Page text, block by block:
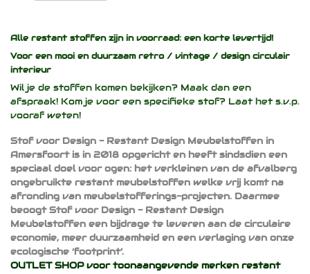
Alle restant stoffen zijn in voorraad: een korte levertijd!
Voor een mooi en duurzaam retro / vintage / design circulair
interieur
Wil je de stoffen komen bekijken? Maak dan een
afspraak! Kom je voor een specifieke stof? Laat het s.v.p.
vooraf weten!
Stof voor Design - Restant Design Meubelstoffen in
Amersfoort is in 2018 opgericht en heeft sindsdien een
speciaal doel voor ogen: het verkleinen van de afvalberg
ongebruikte restant meubelstoffen welke vrij komt na
afronding van meubelstofferings-projecten. Daarmee
beoogt Stof voor Design - Restant Design
Meubelstoffen een bijdrage te leveren aan de circulaire
economie, meer duurzaamheid en een verlaging van onze
ecologische ‘footprint’.
OUTLET SHOP voor toonaangevende merken restant